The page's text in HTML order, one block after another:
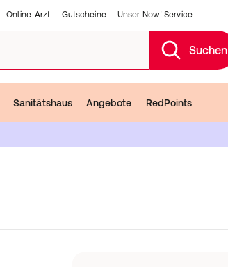
Online-Arzt Gutscheine Unser Now! Service
Suchen
Sanitätshaus Angebote RedPoints